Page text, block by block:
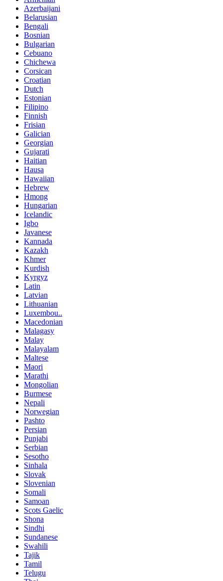
Azerbaijani
Belarusian
Bengali
Bosnian
Bulgarian
Cebuano
Chichewa
Corsican
Croatian
Dutch
Estonian
Filipino
Finnish
Frisian
Galician
Georgian
Gujarati
Haitian
Hausa
Hawaiian
Hebrew
Hmong
Hungarian
Icelandic
Igbo
Javanese
Kannada
Kazakh
Khmer
Kurdish
Kyrgyz
Latin
Latvian
Lithuanian
Luxembou..
Macedonian
Malagasy
Malay
Malayalam
Maltese
Maori
Marathi
Mongolian
Burmese
Nepali
Norwegian
Pashto
Persian
Punjabi
Serbian
Sesotho
Sinhala
Slovak
Slovenian
Somali
Samoan
Scots Gaelic
Shona
Sindhi
Sundanese
Swahili
Tajik
Tamil
Telugu